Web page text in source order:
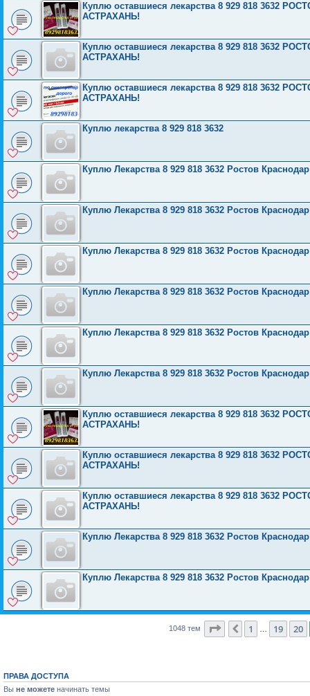
Куплю оставшиеся лекарства 8 929 818 3632
АСТРАХАНЬ!
Куплю оставшиеся лекарства 8 929 818 3632
АСТРАХАНЬ!
Куплю оставшиеся лекарства 8 929 818 3632
АСТРАХАНЬ!
Куплю лекарства 8 929 818 3632
Куплю Лекарства 8 929 818 3632 Ростов
Куплю Лекарства 8 929 818 3632 Ростов
Куплю Лекарства 8 929 818 3632 Ростов
Куплю Лекарства 8 929 818 3632 Ростов
Куплю Лекарства 8 929 818 3632 Ростов
Куплю Лекарства 8 929 818 3632 Ростов
Куплю оставшиеся лекарства 8 929 818 3632
АСТРАХАНЬ!
Куплю оставшиеся лекарства 8 929 818 3632
АСТРАХАНЬ!
Куплю оставшиеся лекарства 8 929 818 3632
АСТРАХАНЬ!
Куплю Лекарства 8 929 818 3632 Ростов
Куплю Лекарства 8 929 818 3632 Ростов
1048 тем Страница 21из 42
Пред.
1 19 20
ПРАВА ДОСТУПА
Вы не можете начинать темы